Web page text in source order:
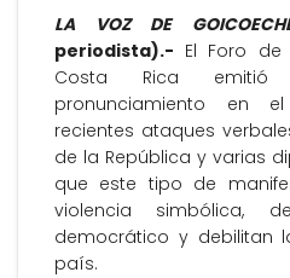
LA VOZ DE
periodista).- El Foro
Costa Rica
pronunciamiento en
recientes ataques
de la República y varias
que este tipo de
violencia simbólica,
democrático y debilitan
país.